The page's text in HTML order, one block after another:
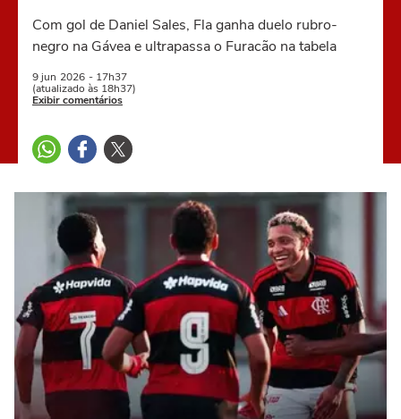
Com gol de Daniel Sales, Fla ganha duelo rubro-
negro na Gávea e ultrapassa o Furacão na tabela
9 jun 2026 - 17h37
(atualizado às 18h37)
Exibir comentários